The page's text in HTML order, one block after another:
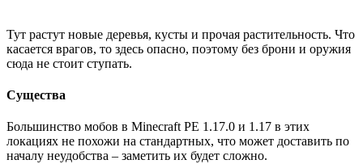
Тут растут новые деревья, кусты и прочая растительность. Что
касается врагов, то здесь опасно, поэтому без брони и оружия
сюда не стоит ступать.
Существа
Большинство мобов в Minecraft PE 1.17.0 и 1.17 в этих
локациях не похожи на стандартных, что может доставить по
началу неудобства – заметить их будет сложно.